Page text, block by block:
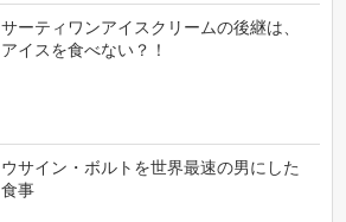
サーティワンアイスクリームの後継は、
アイスを食べない？！
ウサイン・ボルトを世界最速の男にした
食事